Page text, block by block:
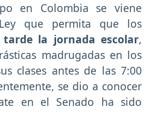
en Colombia se viene
que permita que los
la jornada escolar,
madrugadas en los
clases antes de las 7:00
se dio a conocer
en el Senado ha sido